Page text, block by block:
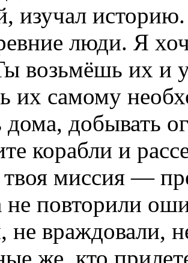
изучал
люди. Я
возьмёшь их и
их самому
дома, добывать
корабли и
твоя миссия —
не повторили
не враждовали,
же, кто